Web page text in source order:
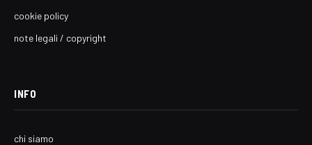
cookie policy
note legali / copyright
INFO
chi siamo